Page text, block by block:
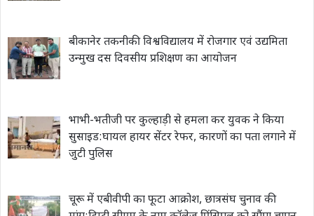
बीकानेर तकनीकी विश्वविद्यालय में रोजगार एवं उद्यमिता
उन्मुख दस दिवसीय प्रशिक्षण का आयोजन
भाभी-भतीजी पर कुल्हाड़ी से हमला कर युवक ने किया
सुसाइड:घायल हायर सेंटर रेफर, कारणों का पता लगाने में
जुटी पुलिस
चूरू में एबीवीपी का फूटा आक्रोश, छात्रसंघ चुनाव की